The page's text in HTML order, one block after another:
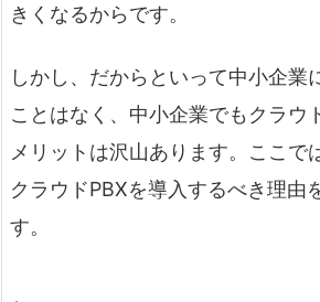
きくなるからです。
しかし、だからといって中小企業
ことはなく、中小企業でもクラウ
メリットは沢山あります。ここで
クラウドPBXを導入するべき理由
す。